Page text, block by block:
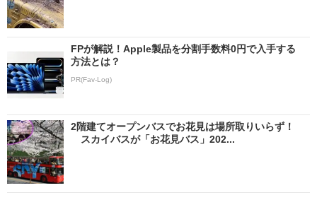
FPが解説！Apple製品を分割手数料0円で入手する
方法とは？
PR(Fav-Log)
2階建てオープンバスでお花見は場所取りいらず！
スカイバスが「お花見バス」202...